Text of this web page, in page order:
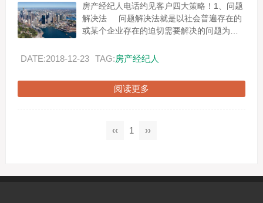
房产经纪人电话约见客户四大策略！1、问题
解决法 问题解决法就是以社会普遍存在的
或某个企业存在的迫切需要解决的问题为契
DATE:2018-12-23 TAG:房产经纪人
阅读更多
‹‹ 1 ››